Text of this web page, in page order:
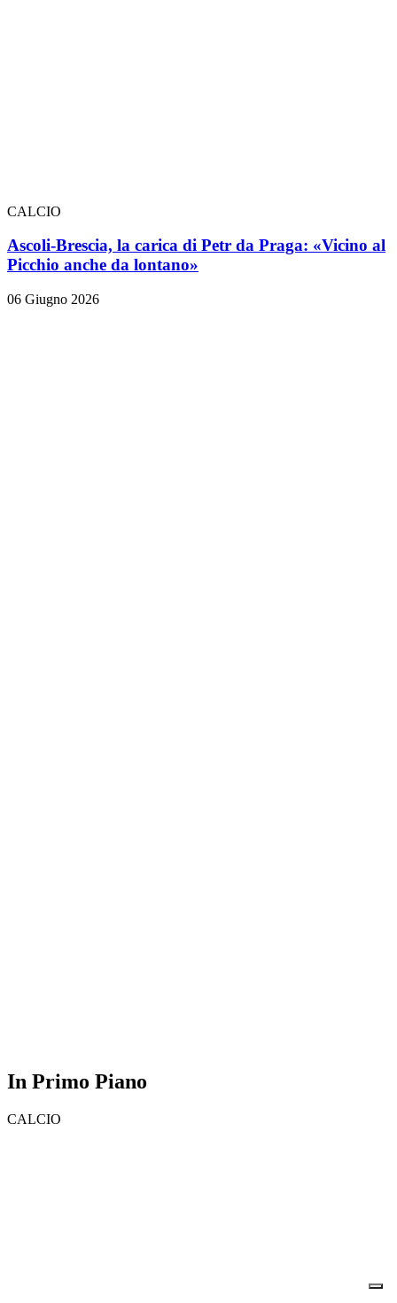
CALCIO
Ascoli-Brescia, la carica di Petr da Praga: «Vicino al
Picchio anche da lontano»
06 Giugno 2026
In Primo Piano
CALCIO